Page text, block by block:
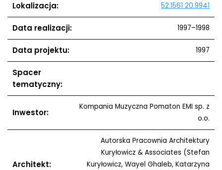
Lokalizacja: 52.1561 20.9941
Data realizacji: 1997–1998
Data projektu: 1997
Spacer
tematyczny:
Inwestor:
Kompania Muzyczna Pomaton EMI sp. z
o.o.
Architekt:
Autorska Pracownia Architektury
Kuryłowicz & Associates (Stefan
Kuryłowicz, Wayel Ghaleb, Katarzyna